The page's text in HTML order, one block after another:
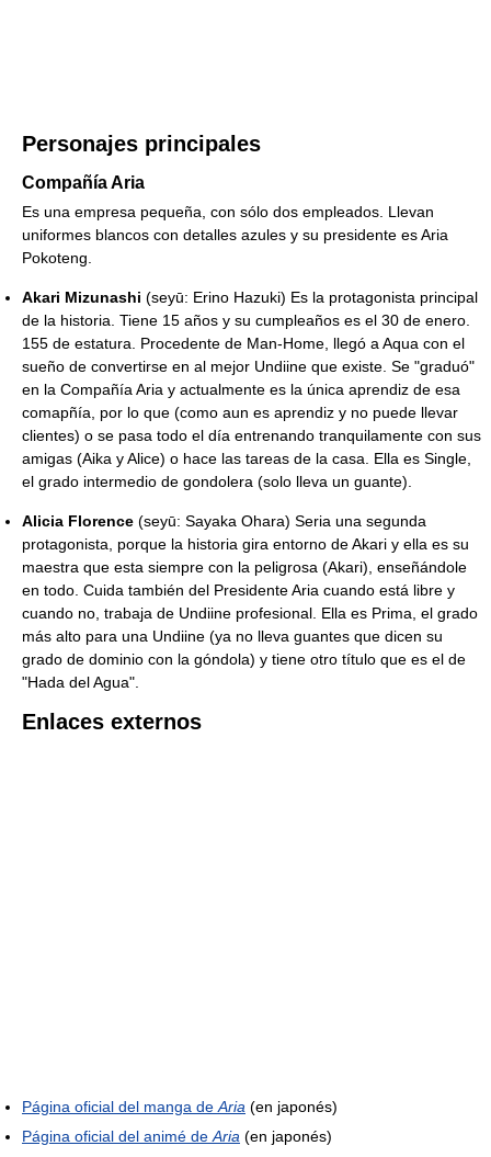
Personajes principales
Compañía Aria
Es una empresa pequeña, con sólo dos empleados. Llevan
uniformes blancos con detalles azules y su presidente es Aria
Pokoteng.
Akari Mizunashi (seyū: Erino Hazuki) Es la protagonista principal
de la historia. Tiene 15 años y su cumpleaños es el 30 de enero.
155 de estatura. Procedente de Man-Home, llegó a Aqua con el
sueño de convertirse en al mejor Undiine que existe. Se "graduó"
en la Compañía Aria y actualmente es la única aprendiz de esa
comapñía, por lo que (como aun es aprendiz y no puede llevar
clientes) o se pasa todo el día entrenando tranquilamente con sus
amigas (Aika y Alice) o hace las tareas de la casa. Ella es Single,
el grado intermedio de gondolera (solo lleva un guante).
Alicia Florence (seyū: Sayaka Ohara) Seria una segunda
protagonista, porque la historia gira entorno de Akari y ella es su
maestra que esta siempre con la peligrosa (Akari), enseñándole
en todo. Cuida también del Presidente Aria cuando está libre y
cuando no, trabaja de Undiine profesional. Ella es Prima, el grado
más alto para una Undiine (ya no lleva guantes que dicen su
grado de dominio con la góndola) y tiene otro título que es el de
"Hada del Agua".
Enlaces externos
Página oficial del manga de Aria (en japonés)
Página oficial del animé de Aria (en japonés)